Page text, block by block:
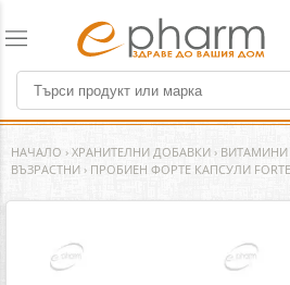
НАЧАЛО › ХРАНИТЕЛНИ ДОБАВКИ ›
ВЪЗРАСТНИ › ПРОБИЕН ФОРТЕ КАПСУЛИ